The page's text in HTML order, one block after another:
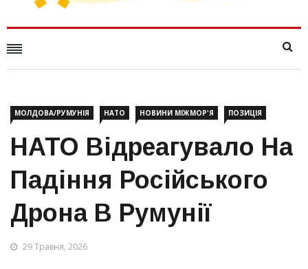
МОЛДОВА/РУМУНІЯ НАТО НОВИНИ МІЖМОР'Я ПОЗИЦІЯ
НАТО Відреагувало На
Падіння Російського
Дрона В Румунії
29 Травня, 2026